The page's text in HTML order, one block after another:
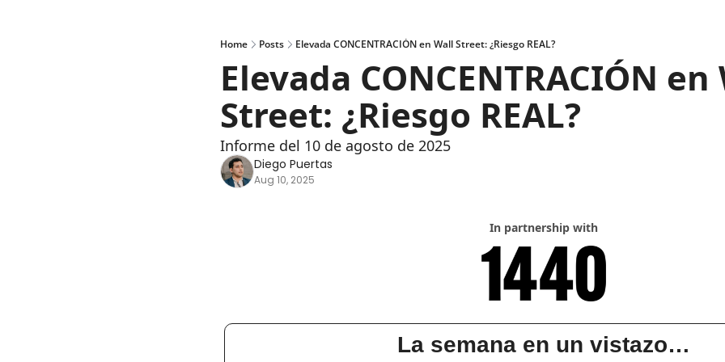
Home Posts Elevada CONCENTRACIÓN en Wall Street: ¿Riesgo REAL?
Elevada CONCENTRACIÓN
Street: ¿Riesgo REAL?
Informe del 10 de agosto de 2025
Diego Puertas
Aug 10, 2025
In partnership with
La semana en un vistazo…